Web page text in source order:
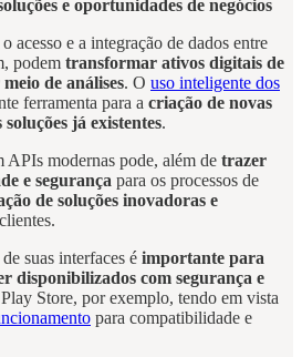
e oportunidades de negócios
acesso e a integração de dados entre
podem transformar ativos digitais de
de análises. O uso inteligente dos
ferramenta para a criação de novas
já existentes.
APIs modernas pode, além de trazer
e segurança para os processos de
de soluções inovadoras e
suas interfaces é importante para
disponibilizados com segurança e
Store, por exemplo, tendo em vista
para compatibilidade e